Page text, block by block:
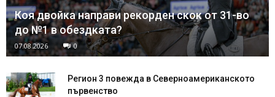
Коя двойка направи рекорден скок от 31-во
до №1 в обездката?
07.08.2026 0
Регион 3 повежда в Северноамериканското
първенство